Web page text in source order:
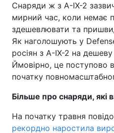
Снаряди ж з A-IX-2
мирний час, коли немає
здешевлювати та
Як наголошують у
росіян з A-IX-2 на
Ймовірно, це поступово
початку
Більше про снаряди, які
На початку травня
рекордно наростила